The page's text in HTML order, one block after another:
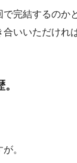
で完結するのか
いいただけれ
。